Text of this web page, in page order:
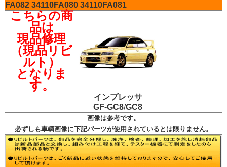
FA082 34110FA080 34110FA081
こちらの商
品は
現品修理
（現品リビ
ルト）
となりま
す。
インプレッサ
GF-GC8/GC8
画像は参考です。
必ずしも車輌画像に下記パーツが使用されているとは限りません。